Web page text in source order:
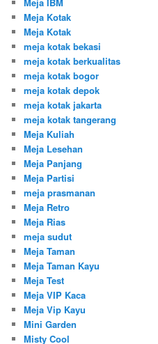
Meja Kotak
Meja Kotak
meja kotak bekasi
meja kotak berkualitas
meja kotak bogor
meja kotak depok
meja kotak jakarta
meja kotak tangerang
Meja Kuliah
Meja Lesehan
Meja Panjang
Meja Partisi
meja prasmanan
Meja Retro
Meja Rias
meja sudut
Meja Taman
Meja Taman Kayu
Meja Test
Meja VIP Kaca
Meja Vip Kayu
Mini Garden
Misty Cool